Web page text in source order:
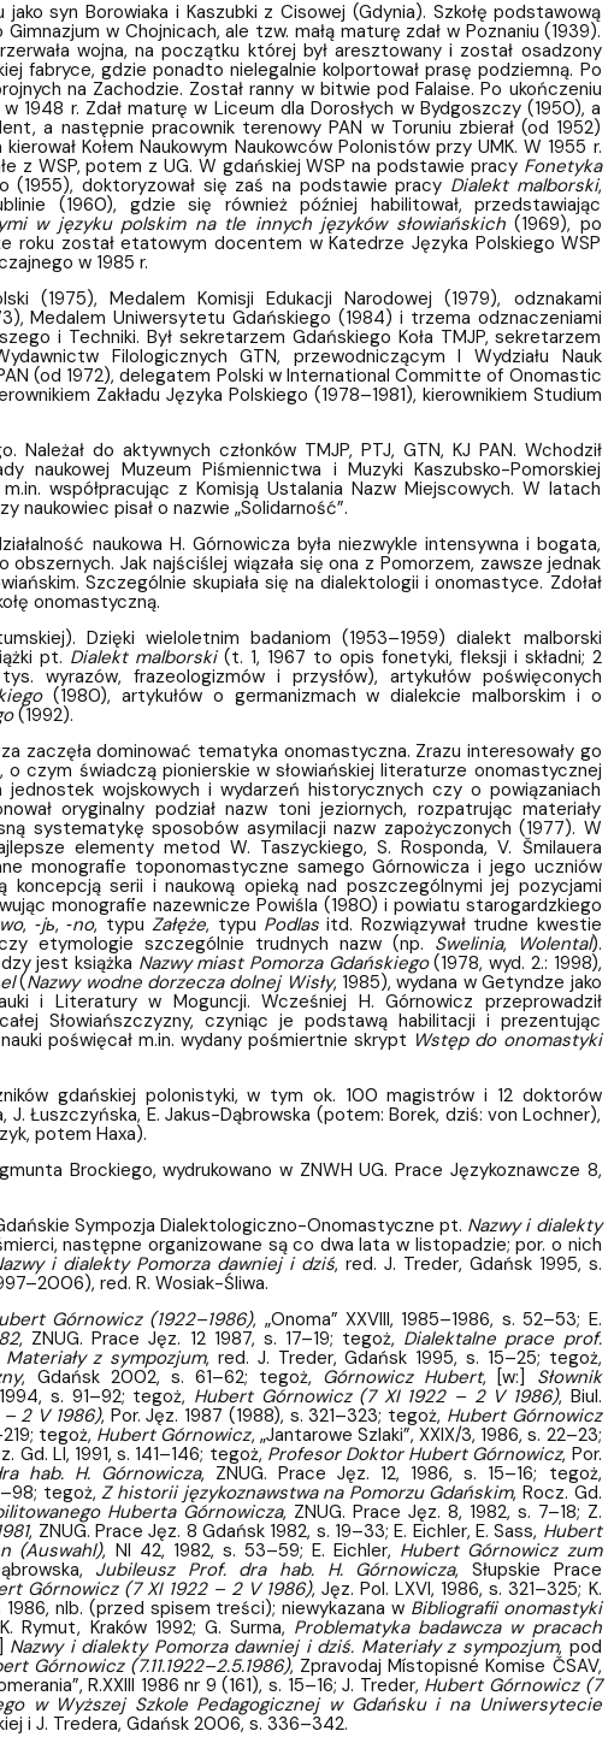
syn Borowiaka i Kaszubki z Cisowej (Gdynia). Szkołę podstawową
w Chojnicach, ale tzw. małą maturę zdał w Poznaniu (1939).
wojna, na początku której był aresztowany i został osadzony
fabryce, gdzie ponadto nielegalnie kolportował prasę podziemną. Po
na Zachodzie. Został ranny w bitwie pod Falaise. Po ukończeniu
1948 r. Zdał maturę w Liceum dla Dorosłych w Bydgoszczy (1950), a
a następnie pracownik terenowy PAN w Toruniu zbierał (od 1952)
Kołem Naukowym Naukowców Polonistów przy UMK. W 1955 r.
z WSP, potem z UG. W gdańskiej WSP na podstawie pracy Fonetyka
(1955), doktoryzował się zaś na podstawie pracy Dialekt malborski,
(1960), gdzie się również później habilitował, przedstawiając
w języku polskim na tle innych języków słowiańskich(1969), po
został etatowym docentem w Katedrze Języka Polskiego WSP
w 1985 r.
(1975), Medalem Komisji Edukacji Narodowej (1979), odznakami
Medalem Uniwersytetu Gdańskiego (1984) i trzema odznaczeniami
i Techniki. Był sekretarzem Gdańskiego Koła TMJP, sekretarzem
Filologicznych GTN, przewodniczącym I Wydziału Nauk
(od 1972), delegatem Polski w International Committe of Onomastic
Zakładu Języka Polskiego (1978–1981), kierownikiem Studium
do aktywnych członków TMJP, PTJ, GTN, KJ PAN. Wchodził
naukowej Muzeum Piśmiennictwa i Muzyki Kaszubsko-Pomorskiej
współpracując z Komisją Ustalania Nazw Miejscowych. W latach
naukowiec pisał o nazwie „Solidarność”.
naukowa H. Górnowicza była niezwykle intensywna i bogata,
Jak najściślej wiązała się ona z Pomorzem, zawsze jednak
Szczególnie skupiała się na dialektologii i onomastyce. Zdołał
onomastyczną.
Dzięki wieloletnim badaniom (1953–1959) dialekt malborski
pt. Dialekt malborski(t. 1, 1967 to opis fonetyki, fleksji i składni; 2
wyrazów, frazeologizmów i przysłów), artykułów poświęconych
(1980), artykułów o germanizmach w dialekcie malborskim i o
(1992).
zaczęła dominować tematyka onomastyczna. Zrazu interesowały go
czym świadczą pionierskie w słowiańskiej literaturze onomastycznej
wojskowych i wydarzeń historycznych czy o powiązaniach
oryginalny podział nazw toni jeziornych, rozpatrując materiały
systematykę sposobów asymilacji nazw zapożyczonych (1977). W
elementy metod W. Taszyckiego, S. Rosponda, V. Šmilauera
monografie toponomastyczne samego Górnowicza i jego uczniów
koncepcją serii i naukową opieką nad poszczególnymi jej pozycjami
monografie nazewnicze Powiśla (1980) i powiatu starogardzkiego
, ‑jь, ‑no, typuZałęże, typu Podlasitd. Rozwiązywał trudne kwestie
etymologie szczególnie trudnych nazw (np. Swelinia, Wolental).
jest książka Nazwy miast Pomorza Gdańskiego(1978, wyd. 2.: 1998),
(Nazwy wodne dorzecza dolnej Wisły, 1985), wydana w Getyndze jako
i Literatury w Moguncji. Wcześniej H. Górnowicz przeprowadził
Słowiańszczyzny, czyniąc je podstawą habilitacji i prezentując
poświęcał m.in. wydany pośmiertnie skrypt Wstęp do onomastyki
gdańskiej polonistyki, w tym ok. 100 magistrów i 12 doktorów
J. Łuszczyńska, E. Jakus-Dąbrowska (potem: Borek, dziś: von Lochner),
potem Haxa).
Brockiego, wydrukowano w ZNWH UG. Prace Językoznawcze 8,
Sympozja Dialektologiczno-Onomastyczne pt. Nazwy i dialekty
następne organizowane są co dwa lata w listopadzie; por. o nich
i dialekty Pomorza dawniej i dziś, red. J. Treder, Gdańsk 1995, s.
red. R. Wosiak-Śliwa.
Górnowicz (1922–1986), „Onoma” XXVIII, 1985–1986, s. 52–53; E.
, ZNUG. Prace Jęz. 12 1987, s. 17–19; tegoż, Dialektalne prace prof.
z sympozjum, red. J. Treder, Gdańsk 1995, s. 15–25; tegoż,
, Gdańsk 2002, s. 61–62; tegoż, Górnowicz Hubert, [w:] Słownik
s. 91–92; tegoż, Hubert Górnowicz (7 XI 1922 – 2 V 1986), Biul.
2 V 1986), Por. Jęz. 1987 (1988), s. 321–323; tegoż, Hubert Górnowicz
tegoż, Hubert Górnowicz, „Jantarowe Szlaki”, XXIX/3, 1986, s. 22–23;
Gd. LI, 1991, s. 141–146; tegoż, Profesor Doktor Hubert Górnowicz, Por.
hab. H. Górnowicza, ZNUG. Prace Jęz. 12, 1986, s. 15–16; tegoż,
tegoż,Z historii językoznawstwa na Pomorzu Gdańskim, Rocz. Gd.
Huberta Górnowicza, ZNUG. Prace Jęz. 8, 1982, s. 7–18; Z.
, ZNUG. Prace Jęz. 8 Gdańsk 1982, s. 19–33; E. Eichler, E. Sass, Hubert
(Auswahl), NI 42, 1982, s. 53–59; E. Eichler, Hubert Górnowicz zum
Jubileusz Prof. dra hab. H. Górnowicza, Słupskie Prace
Górnowicz (7 XI 1922 – 2 V 1986), Jęz. Pol. LXVI, 1986, s. 321–325; K.
1986, nlb. (przed spisem treści); niewykazana w Bibliografii onomastyki
Rymut, Kraków 1992; G. Surma, Problematyka badawcza w pracach
Nazwy i dialekty Pomorza dawniej i dziś. Materiały z sympozjum, pod
Górnowicz (7.11.1922–2.5.1986), Zpravodaj Místopisné Komise ČSAV,
R.XXIII 1986 nr 9 (161), s. 15–16; J. Treder, Hubert Górnowicz (7
w Wyższej Szkole Pedagogicznej w Gdańsku i na Uniwersytecie
i J. Tredera, Gdańsk 2006, s. 336–342.